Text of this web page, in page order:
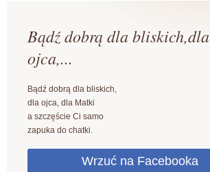
Bądź dobrą dla bliskich,dla
ojca,...
Bądź dobrą dla bliskich,
dla ojca, dla Matki
a szczęście Ci samo
zapuka do chatki.